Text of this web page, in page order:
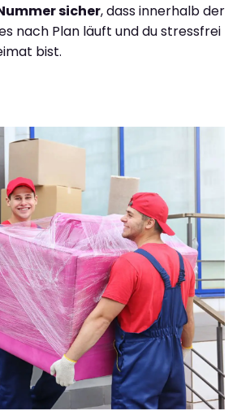
sicher, dass innerhalb der
nach Plan läuft und du stressfrei
bist.